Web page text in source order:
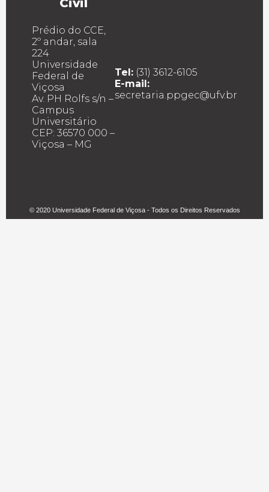
Civil
Prédio do CCE,
2º andar, sala
224
Universidade
Federal de
Viçosa
Av. PH Rolfs s/n –
Campus
Universitário
CEP: 36570 000 –
Viçosa – MG
Tel: (31) 3612-6105
E-mail:
secretaria.ppgec@ufv.br
© 2020 Universidade Federal de Viçosa - Todos os Direitos Reservados